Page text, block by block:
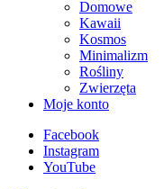
Domowe
Kawaii
Kosmos
Minimalizm
Rośliny
Zwierzęta
Moje konto
Facebook
Instagram
YouTube